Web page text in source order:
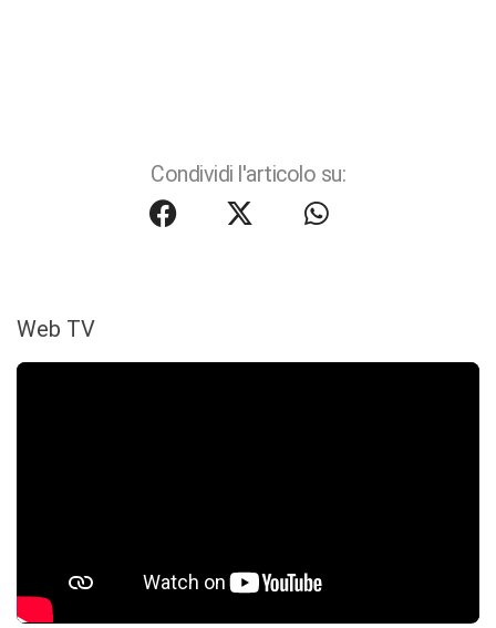
Condividi l'articolo su:
Web TV